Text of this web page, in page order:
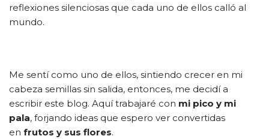
reflexiones silenciosas que cada uno de ellos calló al
mundo.
Me sentí como uno de ellos, sintiendo crecer en mi
cabeza semillas sin salida, entonces, me decidí a
escribir este blog. Aquí trabajaré con mi pico y mi
pala, forjando ideas que espero ver convertidas
en frutos y sus flores.